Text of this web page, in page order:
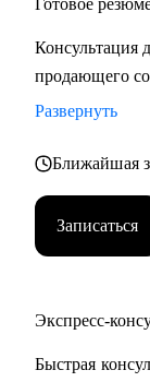
Готовое
Консультация
продающего
Развернуть
Ближайшая
Записаться
Экспресс-
Быстрая